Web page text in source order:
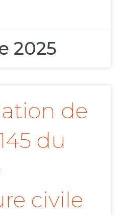
2025
de
du
civile